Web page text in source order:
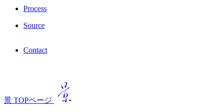
Process
Source
Contact
景 TOPページ